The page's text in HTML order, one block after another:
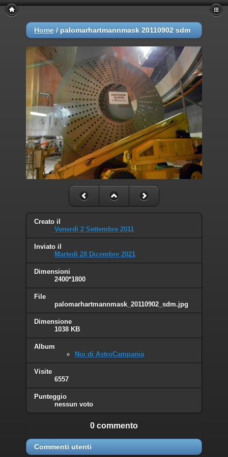
Home / palomarhartmannmask 20110902 sdm
Creato il
Venerdì 2 Settembre 2011
Inviato il
Martedì 28 Dicembre 2021
Dimensioni
2400*1800
File
palomarhartmannmask_20110902_sdm.jpg
Dimensione
1038 KB
Album
Noi di AstroCampania
Visite
6557
Punteggio
nessun voto
0 commento
Commenti utenti